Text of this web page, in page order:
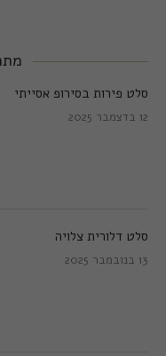
סלט פירות בסירופ אסייתי
12 בדצמבר 2025
סלט דלורית צלויה
13 בנובמבר 2025